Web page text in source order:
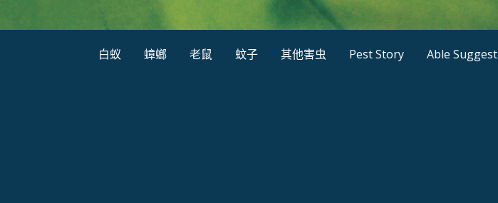
白蚁 蟑螂 老鼠 蚊子 其他害虫 Pest Story Able Suggest